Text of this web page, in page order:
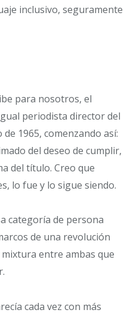
inclusivo, seguramente
para nosotros, el
periodista director del
1965, comenzando así:
del deseo de cumplir,
del título. Creo que
lo fue y lo sigue siendo.
categoría de persona
de una revolución
entre ambas que
cada vez con más